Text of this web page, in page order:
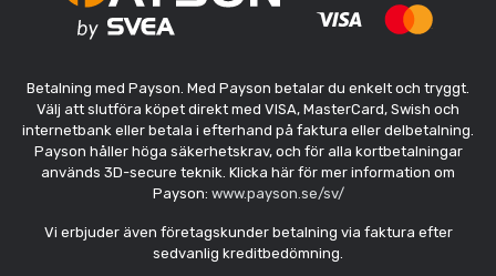
Betalning med Payson. Med Payson betalar du enkelt och tryggt.
Välj att slutföra köpet direkt med VISA, MasterCard, Swish och
internetbank eller betala i efterhand på faktura eller delbetalning.
Payson håller höga säkerhetskrav, och för alla kortbetalningar
används 3D-secure teknik. Klicka här för mer information om
Payson: www.payson.se/sv/
Vi erbjuder även företagskunder betalning via faktura efter
sedvanlig kreditbedömning.